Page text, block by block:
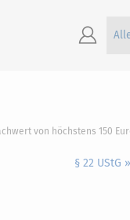
von höchstens 150
§ 22 UStG »